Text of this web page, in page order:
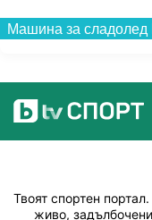
Твоят спортен
живо,